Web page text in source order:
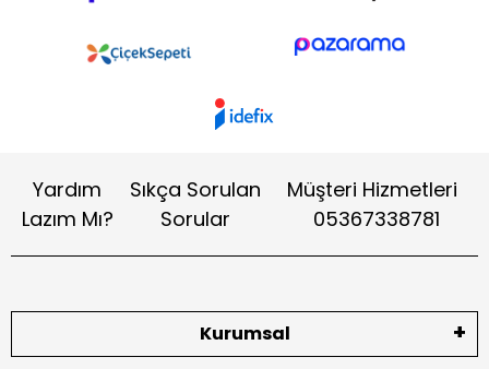
Yardım
Lazım Mı?
Sıkça Sorulan
Sorular
Müşteri Hizmetleri
05367338781
Kurumsal